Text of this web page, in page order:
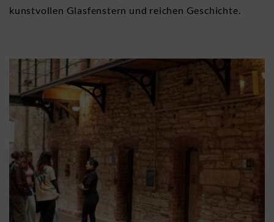
kunstvollen Glasfenstern und reichen Geschichte.